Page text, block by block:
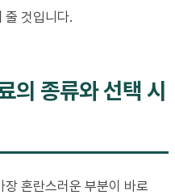
줄 것입니다.
의 종류와 선택 시
혼란스러운 부분이 바로